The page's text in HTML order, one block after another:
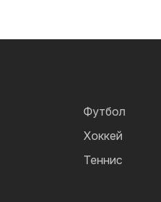
Футбол
Хоккей
Теннис